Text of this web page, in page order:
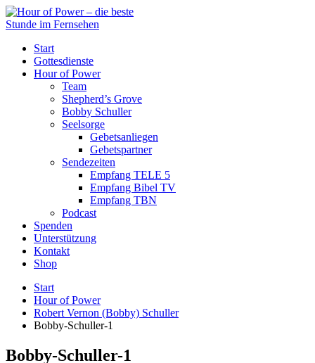
Start
Gottesdienste
Hour of Power
Team
Shepherd’s Grove
Bobby Schuller
Seelsorge
Gebetsanliegen
Gebetspartner
Sendezeiten
Empfang TELE 5
Empfang Bibel TV
Empfang TBN
Podcast
Spenden
Unterstützung
Kontakt
Shop
Start
Hour of Power
Robert Vernon (Bobby) Schuller
Bobby-Schuller-1
Bobby-Schuller-1